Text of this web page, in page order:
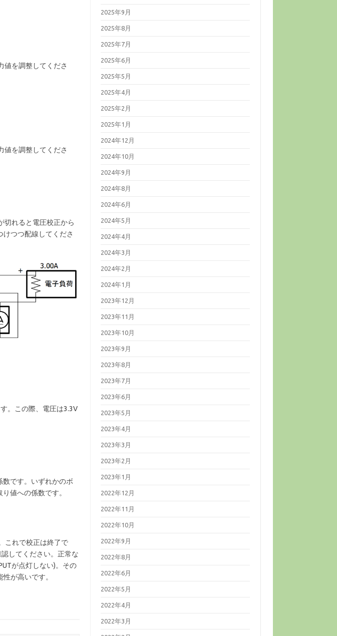
値を調整してくださ
値を調整してくださ
切れると電圧校正から
つつ配線してくださ
。この際、電圧は3.3V
数です。いずれかのボ
値への係数です。
これで校正は終了で
してください。正常な
が点灯しない)。その
が高いです。
2025年9月
2025年8月
2025年7月
2025年6月
2025年5月
2025年4月
2025年2月
2025年1月
2024年12月
2024年10月
2024年9月
2024年8月
2024年6月
2024年5月
2024年4月
2024年3月
2024年2月
2024年1月
2023年12月
2023年11月
2023年10月
2023年9月
2023年8月
2023年7月
2023年6月
2023年5月
2023年4月
2023年3月
2023年2月
2023年1月
2022年12月
2022年11月
2022年10月
2022年9月
2022年8月
2022年6月
2022年5月
2022年4月
2022年3月